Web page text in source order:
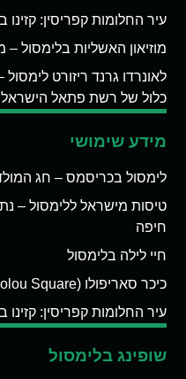
עיר החלומות קפריסין: קזינו
מוזיאון האשליות בלימסול –
כלול של רשת פתאל
מידע שימושי
לימסול בכריסמס – חג
טיסות מישראל ללימסול –
חיפה
חיי לילה בלימסול
כיכר סאריפולו (Saripolou Square) בלימסול
עיר החלומות קפריסין: קזינו
שופינג בלימסול